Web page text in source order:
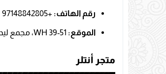
رقم الهاتف: +97148842805
الموقع: WH 39-51، مجمع ليدرز العقاري، مجمع دبي للاستثمار 1، دبي.
متجر أنتلر